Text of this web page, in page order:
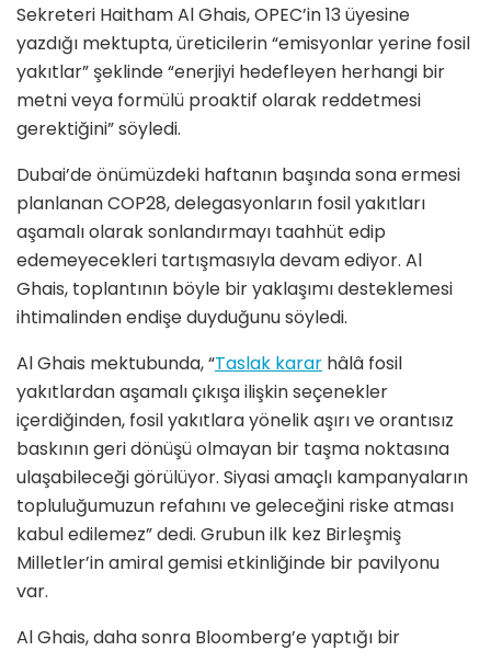
Sekreteri Haitham Al Ghais, OPEC’in 13 üyesine
yazdığı mektupta, üreticilerin “emisyonlar yerine fosil
yakıtlar” şeklinde “enerjiyi hedefleyen herhangi bir
metni veya formülü proaktif olarak reddetmesi
gerektiğini” söyledi.
Dubai’de önümüzdeki haftanın başında sona ermesi
planlanan COP28, delegasyonların fosil yakıtları
aşamalı olarak sonlandırmayı taahhüt edip
edemeyecekleri tartışmasıyla devam ediyor. Al
Ghais, toplantının böyle bir yaklaşımı desteklemesi
ihtimalinden endişe duyduğunu söyledi.
Al Ghais mektubunda, “Taslak karar hâlâ fosil
yakıtlardan aşamalı çıkışa ilişkin seçenekler
içerdiğinden, fosil yakıtlara yönelik aşırı ve orantısız
baskının geri dönüşü olmayan bir taşma noktasına
ulaşabileceği görülüyor. Siyasi amaçlı kampanyaların
topluluğumuzun refahını ve geleceğini riske atması
kabul edilemez” dedi. Grubun ilk kez Birleşmiş
Milletler’in amiral gemisi etkinliğinde bir pavilyonu
var.
Al Ghais, daha sonra Bloomberg’e yaptığı bir